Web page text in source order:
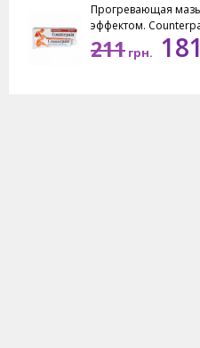
Прогревающая
эффектом.
211 грн. 181